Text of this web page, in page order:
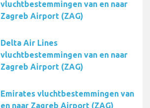
vluchtbestemmingen van en naar
Zagreb Airport (ZAG)
Delta Air Lines
vluchtbestemmingen van en naar
Zagreb Airport (ZAG)
Emirates vluchtbestemmingen van
en naar Zagreb Airport (ZAG)